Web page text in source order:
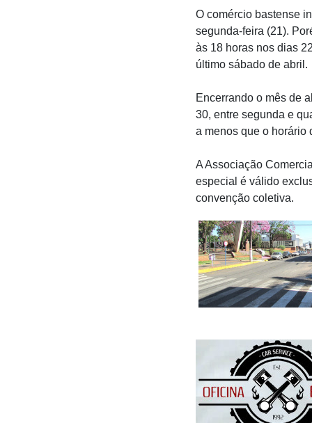
O comércio bastense
segunda-feira (21).
às 18 horas nos dias
último sábado de abril.
Encerrando o mês de
30, entre segunda e
a menos que o horário
A Associação
especial é válido
convenção coletiva.